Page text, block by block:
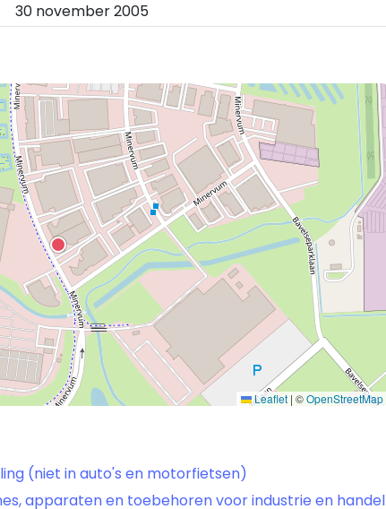
30 november 2005
Leaflet | ©OpenStreetMap
(niet in auto's en motorfietsen)
apparaten en toebehoren voor industrie en handel